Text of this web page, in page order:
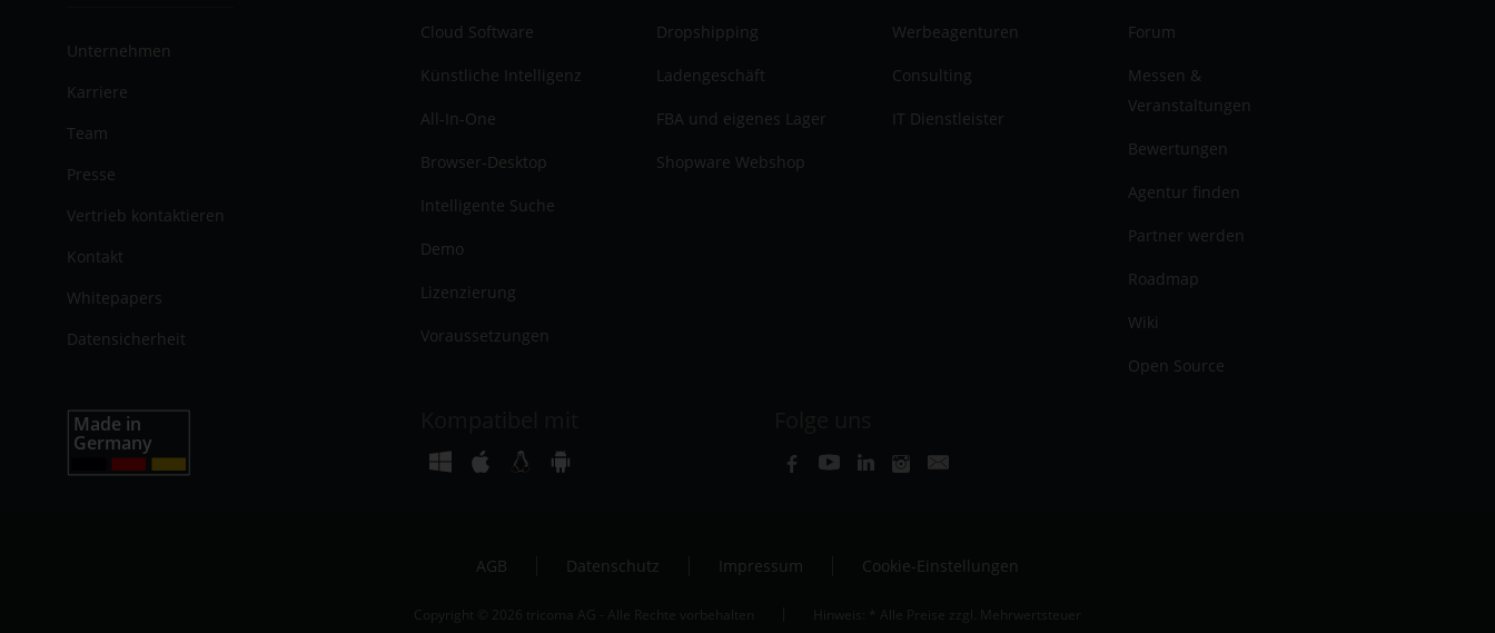
Unternehmen
Karriere
Team
Presse
Vertrieb kontaktieren
Kontakt
Whitepapers
Datensicherheit
Cloud Software
Künstliche Intelligenz
All-In-One
Browser-Desktop
Intelligente Suche
Demo
Lizenzierung
Voraussetzungen
Dropshipping
Ladengeschäft
FBA und eigenes Lager
Shopware Webshop
Werbeagenturen
Consulting
IT Dienstleister
Forum
Messen &
Veranstaltungen
Bewertungen
Agentur finden
Partner werden
Roadmap
Wiki
Open Source
AGB Datenschutz Impressum Cookie-Einstellungen